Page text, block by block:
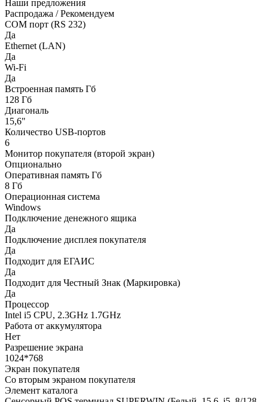
Наши предложения
Распродажа / Рекомендуем
COM порт (RS 232)
Да
Ethernet (LAN)
Да
Wi-Fi
Да
Встроенная память Гб
128 Гб
Диагональ
15,6"
Количество USB-портов
6
Монитор покупателя (второй экран)
Опционально
Оперативная память Гб
8 Гб
Операционная система
Windows
Подключение денежного ящика
Да
Подключение дисплея покупателя
Да
Подходит для ЕГАИС
Да
Подходит для Честный Знак (Маркировка)
Да
Процессор
Intel i5 CPU, 2.3GHz 1.7GHz
Работа от аккумулятора
Нет
Разрешение экрана
1024*768
Экран покупателя
Со вторым экраном покупателя
Элемент каталога